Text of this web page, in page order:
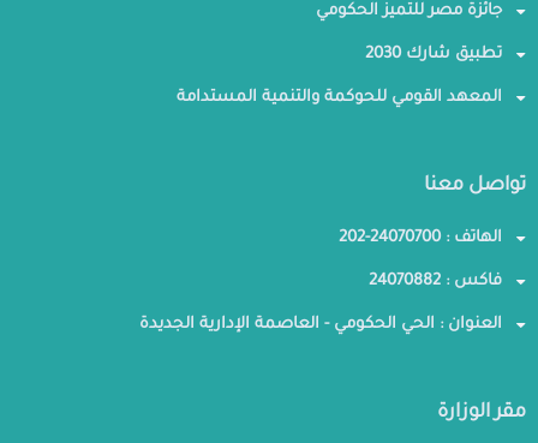
جائزة مصر للتميز الحكومي
تطبيق شارك 2030
المعهد القومي للحوكمة والتنمية المستدامة
تواصل معنا
الهاتف : 24070700-202
فاكس : 24070882
العنوان : الحي الحكومي - العاصمة الإدارية الجديدة
مقر الوزارة